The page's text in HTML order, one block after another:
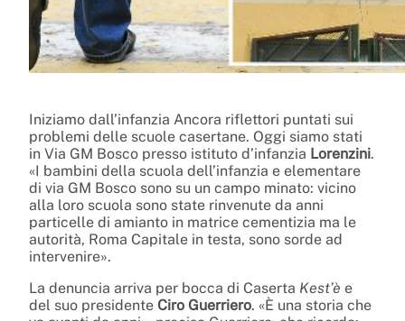
Iniziamo dall’infanzia Ancora riflettori puntati sui
problemi delle scuole casertane. Oggi siamo stati
in Via GM Bosco presso istituto d’infanzia Lorenzini.
«I bambini della scuola dell’infanzia e elementare
di via GM Bosco sono su un campo minato: vicino
alla loro scuola sono state rinvenute da anni
particelle di amianto in matrice cementizia ma le
autorità, Roma Capitale in testa, sono sorde ad
intervenire».
La denuncia arriva per bocca di Caserta Kest’è e
del suo presidente Ciro Guerriero. «È una storia che